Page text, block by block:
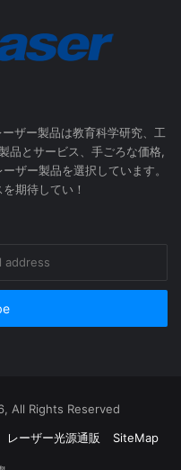
ザー製品は教育科学研究、工
品とサービス、手ごろな価格,
ザー製品を選択しています。
期待してい！
All Rights Reserved
レーザー光源通販 SiteMap